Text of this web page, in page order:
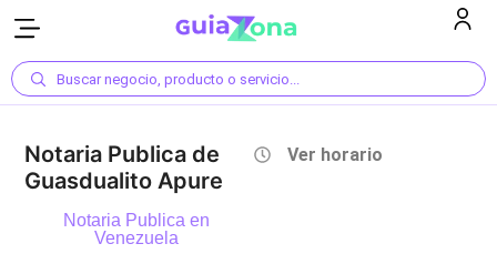
Buscar negocio, producto o servicio...
Notaria Publica de
Guasdualito Apure
Notaria Publica en
Venezuela
Ver horario